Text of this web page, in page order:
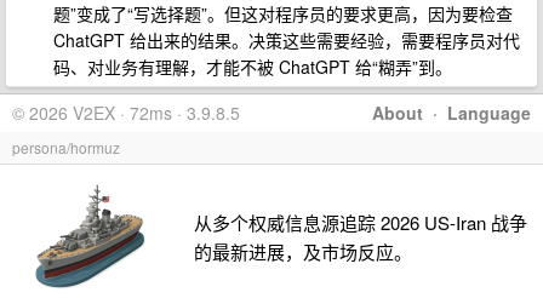
题”变成了“写选择题”。但这对程序员的要求更高，因为要检查
ChatGPT 给出来的结果。决策这些需要经验，需要程序员对代
码、对业务有理解，才能不被 ChatGPT 给“糊弄”到。
About · Language
© 2026 V2EX · 72ms · 3.9.8.5
persona/hormuz
从多个权威信息源追踪 2026 US-Iran 战争
的最新进展，及市场反应。